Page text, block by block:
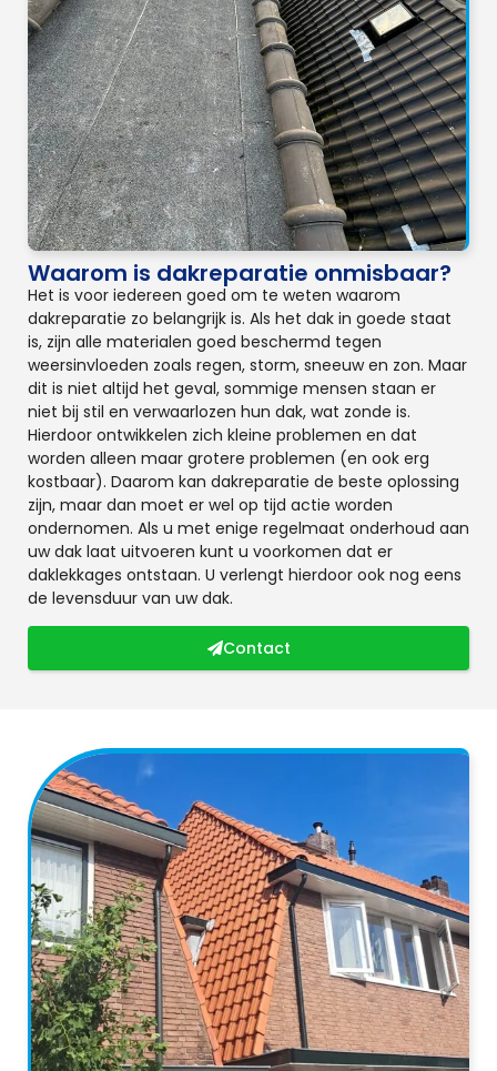
Waarom is dakreparatie onmisbaar?
Het is voor iedereen goed om te weten waarom
dakreparatie zo belangrijk is. Als het dak in goede staat
is, zijn alle materialen goed beschermd tegen
weersinvloeden zoals regen, storm, sneeuw en zon. Maar
dit is niet altijd het geval, sommige mensen staan er
niet bij stil en verwaarlozen hun dak, wat zonde is.
Hierdoor ontwikkelen zich kleine problemen en dat
worden alleen maar grotere problemen (en ook erg
kostbaar). Daarom kan dakreparatie de beste oplossing
zijn, maar dan moet er wel op tijd actie worden
ondernomen. Als u met enige regelmaat onderhoud aan
uw dak laat uitvoeren kunt u voorkomen dat er
daklekkages ontstaan. U verlengt hierdoor ook nog eens
de levensduur van uw dak.
Contact